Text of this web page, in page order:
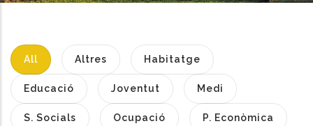
All Altres Habitatge
Educació Joventut Medi
S. Socials Ocupació P. Econòmica